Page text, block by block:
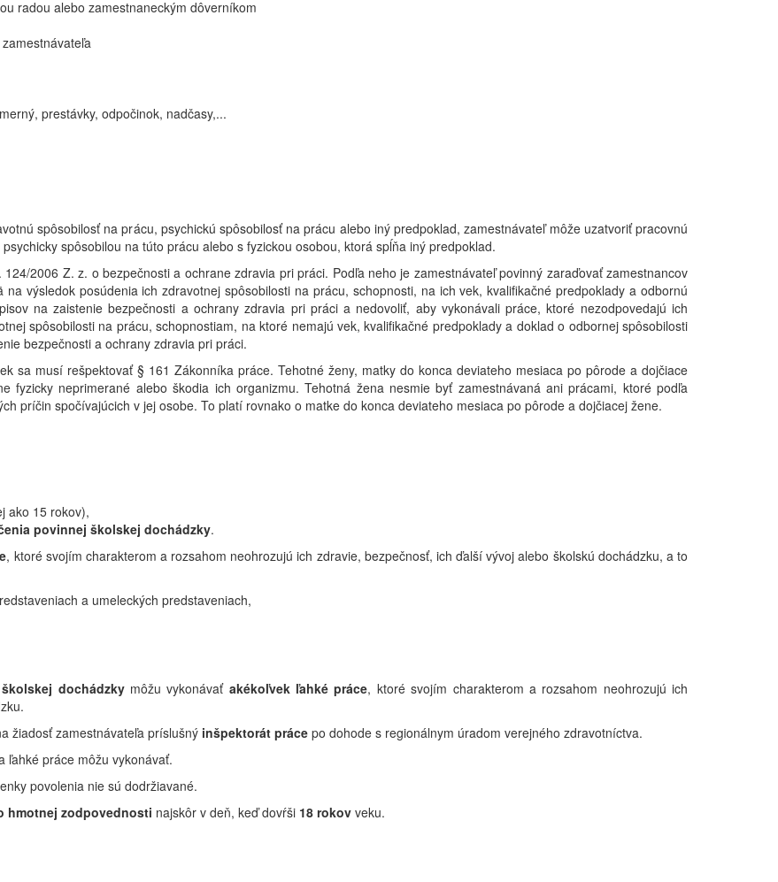
radou alebo zamestnaneckým dôverníkom
prestávky, odpočinok, nadčasy,...
spôsobilosť na prácu, psychickú spôsobilosť na prácu alebo iný predpoklad, zamestnávateľ môže uzatvoriť pracovnú
spôsobilou na túto prácu alebo s fyzickou osobou, ktorá spĺňa iný predpoklad.
2006 Z. z. o bezpečnosti a ochrane zdravia pri práci. Podľa neho je zamestnávateľ povinný zaraďovať zamestnancov
výsledok posúdenia ich zdravotnej spôsobilosti na prácu, schopnosti, na ich vek, kvalifikačné predpoklady a odbornú
na zaistenie bezpečnosti a ochrany zdravia pri práci a nedovoliť, aby vykonávali práce, ktoré nezodpovedajú ich
spôsobilosti na prácu, schopnostiam, na ktoré nemajú vek, kvalifikačné predpoklady a doklad o odbornej spôsobilosti
bezpečnosti a ochrany zdravia pri práci.
sa musí rešpektovať § 161 Zákonníka práce. Tehotné ženy, matky do konca deviateho mesiaca po pôrode a dojčiace
fyzicky neprimerané alebo škodia ich organizmu. Tehotná žena nesmie byť zamestnávaná ani prácami, ktoré podľa
príčin spočívajúcich v jej osobe. To platí rovnako o matke do konca deviateho mesiaca po pôrode a dojčiacej žene.
ako 15 rokov),
povinnej školskej dochádzky.
, ktoré svojím charakterom a rozsahom neohrozujú ich zdravie, bezpečnosť, ich ďalší vývoj alebo školskú dochádzku, a to
a umeleckých predstaveniach,
dochádzkymôžu vykonávať akékoľvek ľahké práce, ktoré svojím charakterom a rozsahom neohrozujú ich
žiadosť zamestnávateľa príslušný inšpektorát práce po dohode s regionálnym úradom verejného zdravotníctva.
ľahké práce môžu vykonávať.
povolenia nie sú dodržiavané.
hmotnej zodpovednosti najskôr v deň, keď dovŕši 18 rokov veku.